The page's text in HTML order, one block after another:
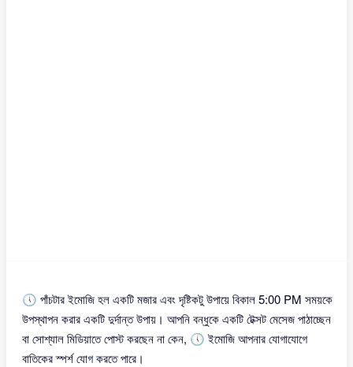
🕔 পাঁচটার ইমোজি হল একটি মজার এবং দৃষ্টিকটু উপায়ে বিকাল 5:00 PM সময়কে
উপস্থাপন করার একটি দুর্দান্ত উপায়। আপনি বন্ধুকে একটি টেক্সট মেসেজ পাঠাচ্ছেন
বা সোশ্যাল মিডিয়াতে পোস্ট করছেন না কেন, 🕔 ইমোজি আপনার যোগাযোগে
বাতিকের স্পর্শ যোগ করতে পারে।